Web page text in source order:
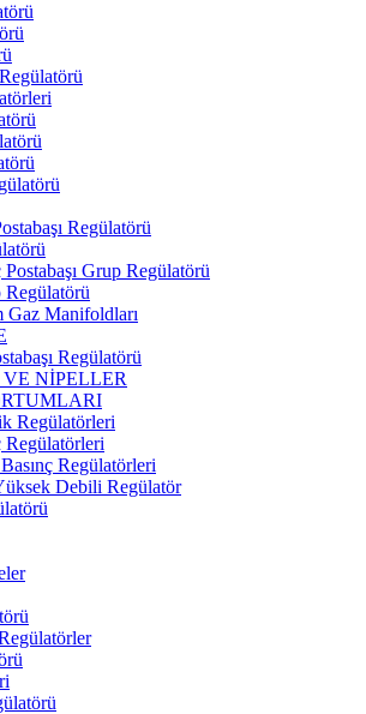
Regülatörü
Grup Regülatörü
Regülatörü
Gaz Manifoldları
Regülatörü
NİPELLER
Regülatörleri
Regülatörleri
Regülatörleri
Debili Regülatör